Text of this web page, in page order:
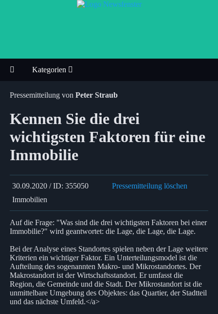
Kategorien
Pressemitteilung von Peter Straub
Kennen Sie die drei
wichtigsten Faktoren für eine
Immobilie
30.09.2020 / ID: 355050
Pressemitteilung löschen
Immobilien
Auf die Frage: "Was sind die drei wichtigsten Faktoren bei einer
Immobilie?" wird geantwortet: die Lage, die Lage, die Lage.
Bei der Analyse eines Standortes spielen neben der Lage weitere
Kriterien ein wichtiger Faktor. Ein Unterteilungsmodel ist die
Aufteilung des sogenannten Makro- und Mikrostandortes. Der
Makrostandort ist der Wirtschaftsstandort. Er umfasst die
Region, die Gemeinde und die Stadt. Der Mikrostandort ist die
unmittelbare Umgebung des Objektes: das Quartier, der Stadtteil
und das nächste Umfeld.</a>